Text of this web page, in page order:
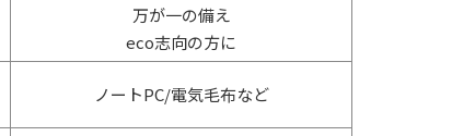
万が一の備え
eco志向の方に
ノートPC/電気毛布など